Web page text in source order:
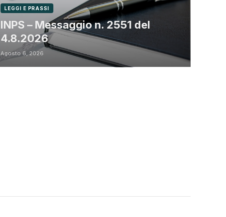
LEGGI E PRASSI
INPS – Messaggio n. 2551 del
4.8.2026
Agosto 6, 2026